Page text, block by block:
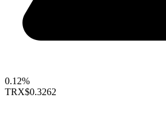
0.12%
TRX$0.3262